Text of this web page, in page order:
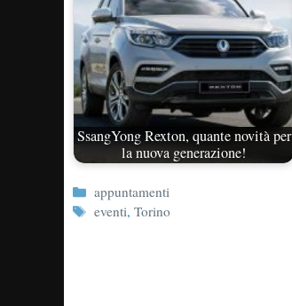
SsangYong Rexton, quante novità per
la nuova generazione!
Categorie
appuntamenti
Tag
eventi,Torino